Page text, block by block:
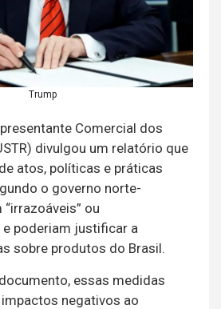
Trump
Comercial dos
divulgou um relatório que
atos, políticas e práticas
o governo norte-
ou
poderiam justificar a
sobre produtos do Brasil.
essas medidas
negativos ao